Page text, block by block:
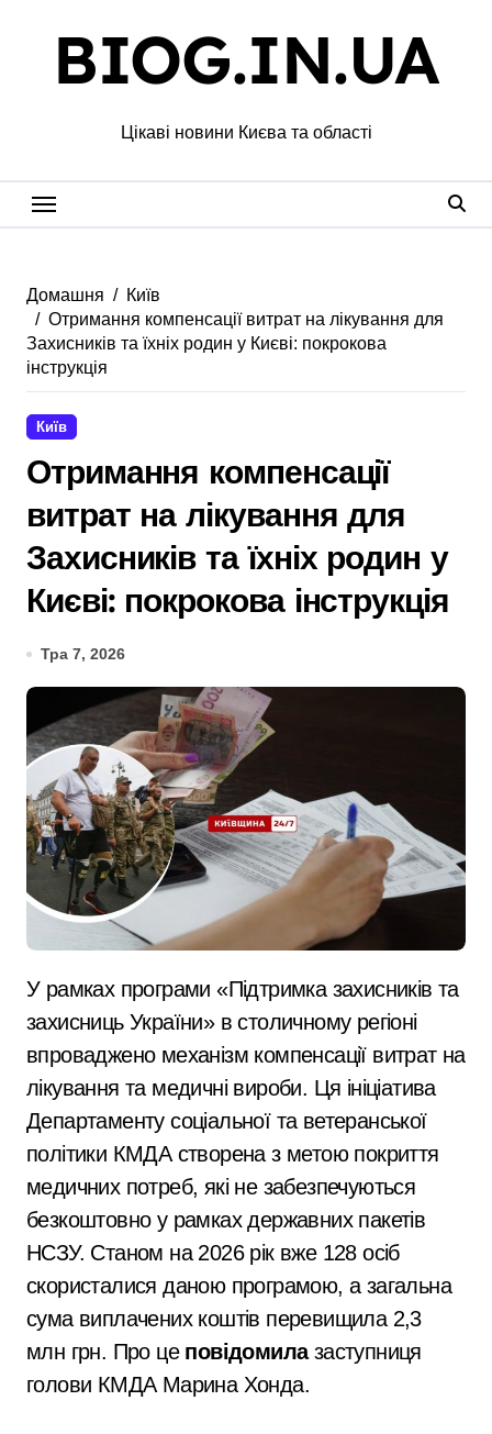
BIOG.IN.UA
Цікаві новини Києва та області
Домашня
Київ
Отримання компенсації витрат на лікування для
Захисників та їхніх родин у Києві: покрокова
інструкція
Київ
Отримання компенсації
витрат на лікування для
Захисників та їхніх родин у
Києві: покрокова інструкція
Тра 7, 2026
У рамках програми «Підтримка захисників та
захисниць України» в столичному регіоні
впроваджено механізм компенсації витрат на
лікування та медичні вироби. Ця ініціатива
Департаменту соціальної та ветеранської
політики КМДА створена з метою покриття
медичних потреб, які не забезпечуються
безкоштовно у рамках державних пакетів
НСЗУ. Станом на 2026 рік вже 128 осіб
скористалися даною програмою, а загальна
сума виплачених коштів перевищила 2,3
млн грн. Про це повідомилазаступниця
голови КМДА Марина Хонда.